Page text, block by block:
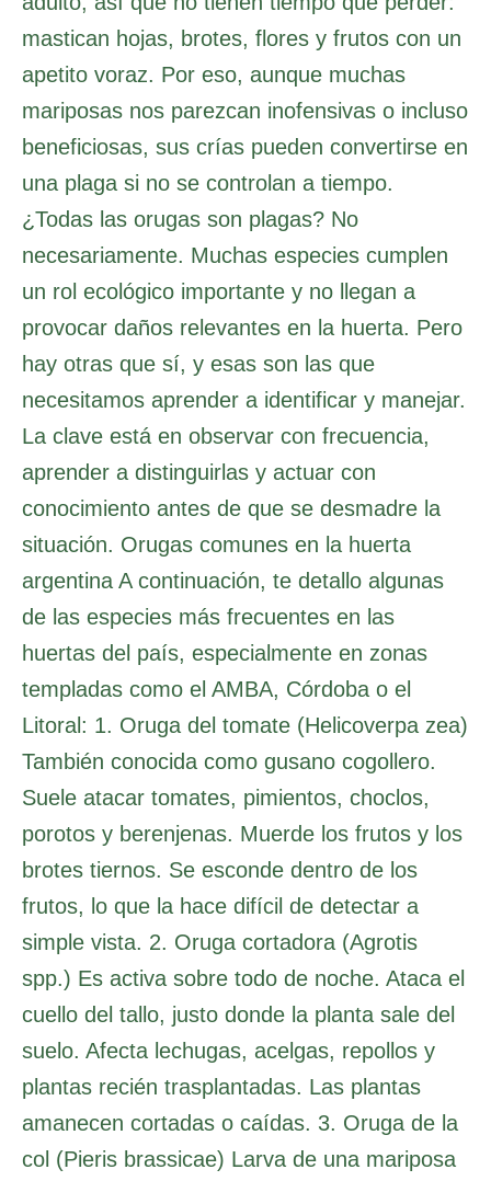
mastican hojas, brotes, flores y frutos con un
apetito voraz. Por eso, aunque muchas
mariposas nos parezcan inofensivas o incluso
beneficiosas, sus crías pueden convertirse en
una plaga si no se controlan a tiempo.
¿Todas las orugas son plagas? No
necesariamente. Muchas especies cumplen
un rol ecológico importante y no llegan a
provocar daños relevantes en la huerta. Pero
hay otras que sí, y esas son las que
necesitamos aprender a identificar y manejar.
La clave está en observar con frecuencia,
aprender a distinguirlas y actuar con
conocimiento antes de que se desmadre la
situación. Orugas comunes en la huerta
argentina A continuación, te detallo algunas
de las especies más frecuentes en las
huertas del país, especialmente en zonas
templadas como el AMBA, Córdoba o el
Litoral: 1. Oruga del tomate (Helicoverpa zea)
También conocida como gusano cogollero.
Suele atacar tomates, pimientos, choclos,
porotos y berenjenas. Muerde los frutos y los
brotes tiernos. Se esconde dentro de los
frutos, lo que la hace difícil de detectar a
simple vista. 2. Oruga cortadora (Agrotis
spp.) Es activa sobre todo de noche. Ataca el
cuello del tallo, justo donde la planta sale del
suelo. Afecta lechugas, acelgas, repollos y
plantas recién trasplantadas. Las plantas
amanecen cortadas o caídas. 3. Oruga de la
col (Pieris brassicae) Larva de una mariposa